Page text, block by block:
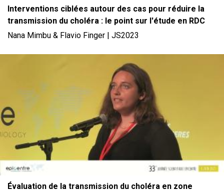
Interventions ciblées autour des cas pour réduire la
transmission du choléra : le point sur l'étude en RDC
Nana Mimbu & Flavio Finger | JS2023
Évaluation de la transmission du choléra en zone